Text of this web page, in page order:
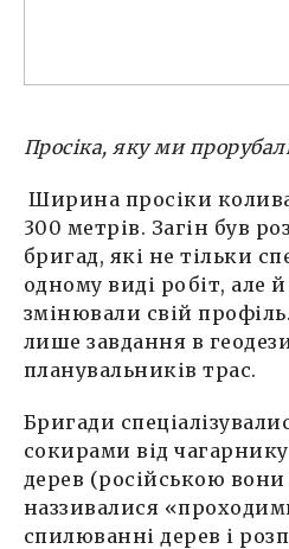
Просіка, яку ми
Ширина просіки
300 метрів. Загін був
бригад, які не тільки
одному виді робіт, але
змінювали свій
лише завдання в
планувальників трас.
Бригади
сокирами від
дерев (російською вони
наззивалися
спилюванні дерев і